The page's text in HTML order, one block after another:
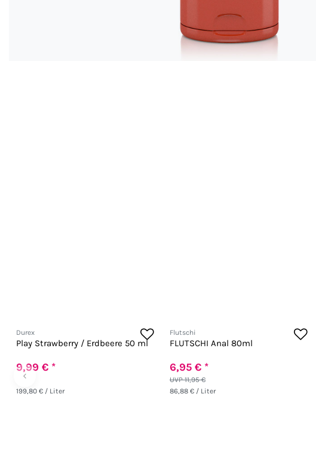
‹
Durex
Play Strawberry / Erdbeere 50 ml
9,99 € *
199,80 € / Liter
Flutschi
FLUTSCHI Anal 80ml
UVP 11,95 €
6,95 € *
86,88 € / Liter